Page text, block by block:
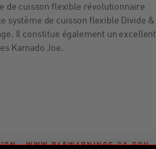
de cuisson flexible révolutionnaire
système de cuisson flexible Divide &
Il constitue également un excellent
Kamado Joe.
- WWW.P65WARNINGS.CA.GOV